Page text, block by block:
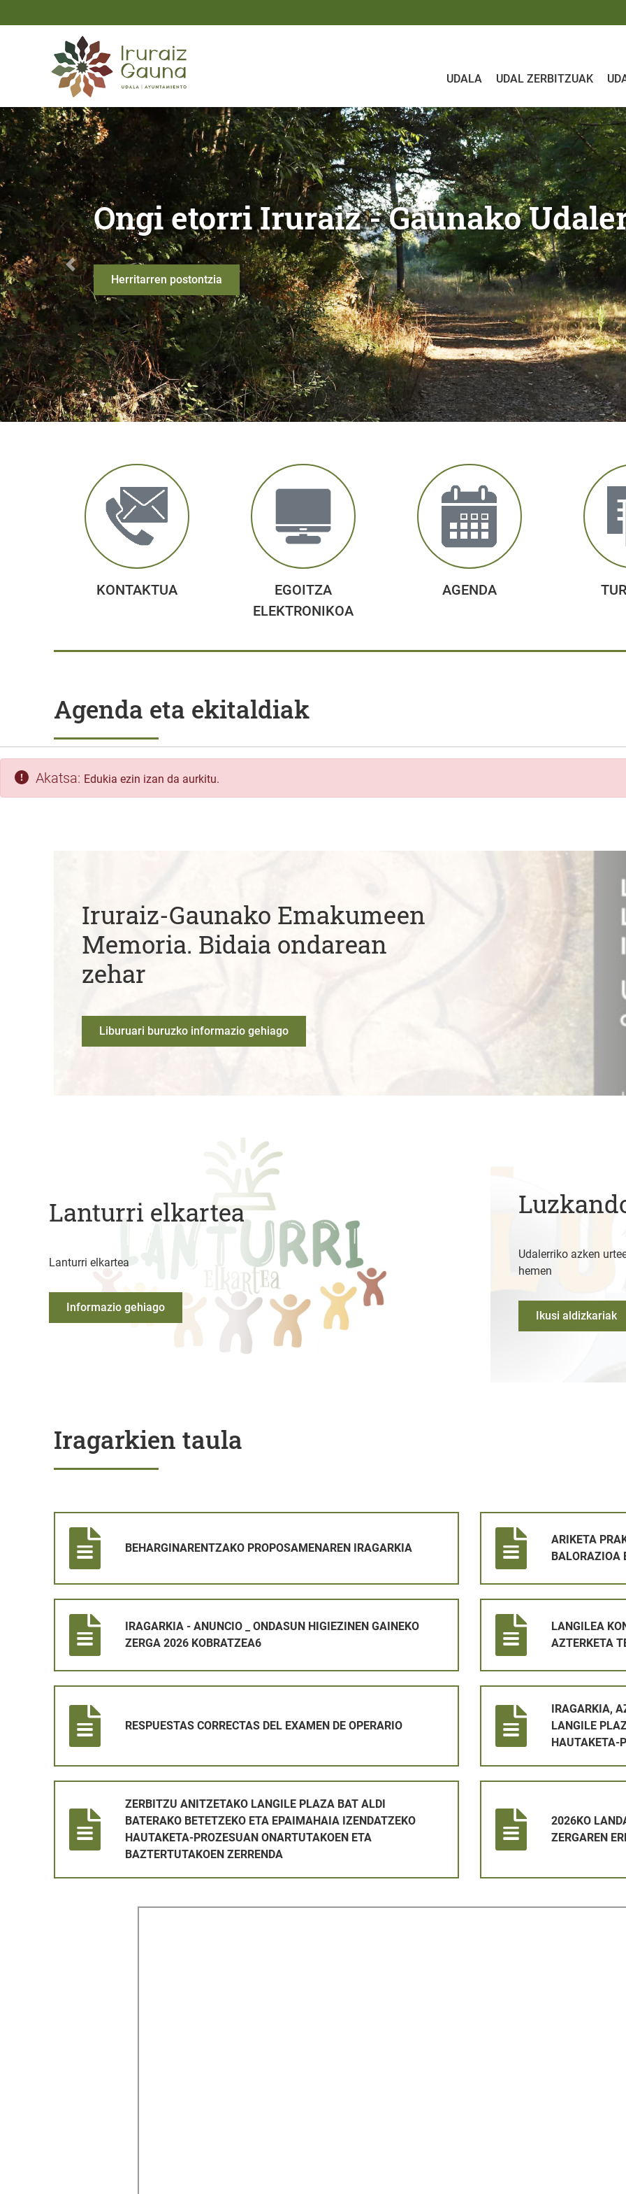
UDALA UDAL ZERBITZUAK
Ongi etorri Iruraiz - Gaunako Udalera
Ongi etorri Iruraiz - Gaunako
Herritarren postontzia
Anterior
KONTAKTUA
EGOITZA
ELEKTRONIKOA
AGENDA
Agenda eta ekitaldiak
Akatsa: Edukia ezin izan da aurkitu.
Iruraiz-Gaunako Emakumeen
Memoria. Bidaia ondarean
zehar
Liburuari buruzko informazio gehiago
Lanturri elkartea
Lanturri elkartea
Informazio gehiago
Udalerriko azken
hemen
Ikusi aldizkariak
Iragarkien taula
BEHARGINARENTZAKO PROPOSAMENAREN IRAGARKIA
ARIKETA
BALORAZIOA
IRAGARKIA - ANUNCIO _ ONDASUN HIGIEZINEN GAINEKO
ZERGA 2026 KOBRATZEA6
LANGILEA
AZTERKETA
RESPUESTAS CORRECTAS DEL EXAMEN DE OPERARIO
IRAGARKIA,
LANGILE
HAUTAKETA-
ZERBITZU ANITZETAKO LANGILE PLAZA BAT ALDI
BATERAKO BETETZEKO ETA EPAIMAHAIA IZENDATZEKO
HAUTAKETA-PROZESUAN ONARTUTAKOEN ETA
BAZTERTUTAKOEN ZERRENDA
2026KO
ZERGAREN